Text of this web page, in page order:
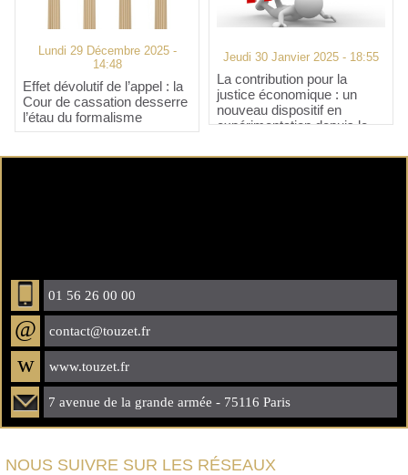
Lundi 29 Décembre 2025 -
14:48
Effet dévolutif de l’appel : la
Cour de cassation desserre
l’étau du formalisme
Jeudi 30 Janvier 2025 - 18:55
La contribution pour la
justice économique : un
nouveau dispositif en
expérimentation depuis le
01 56 26 00 00
@ contact@touzet.fr
w www.touzet.fr
7 avenue de la grande armée - 75116 Paris
NOUS SUIVRE SUR LES RÉSEAUX